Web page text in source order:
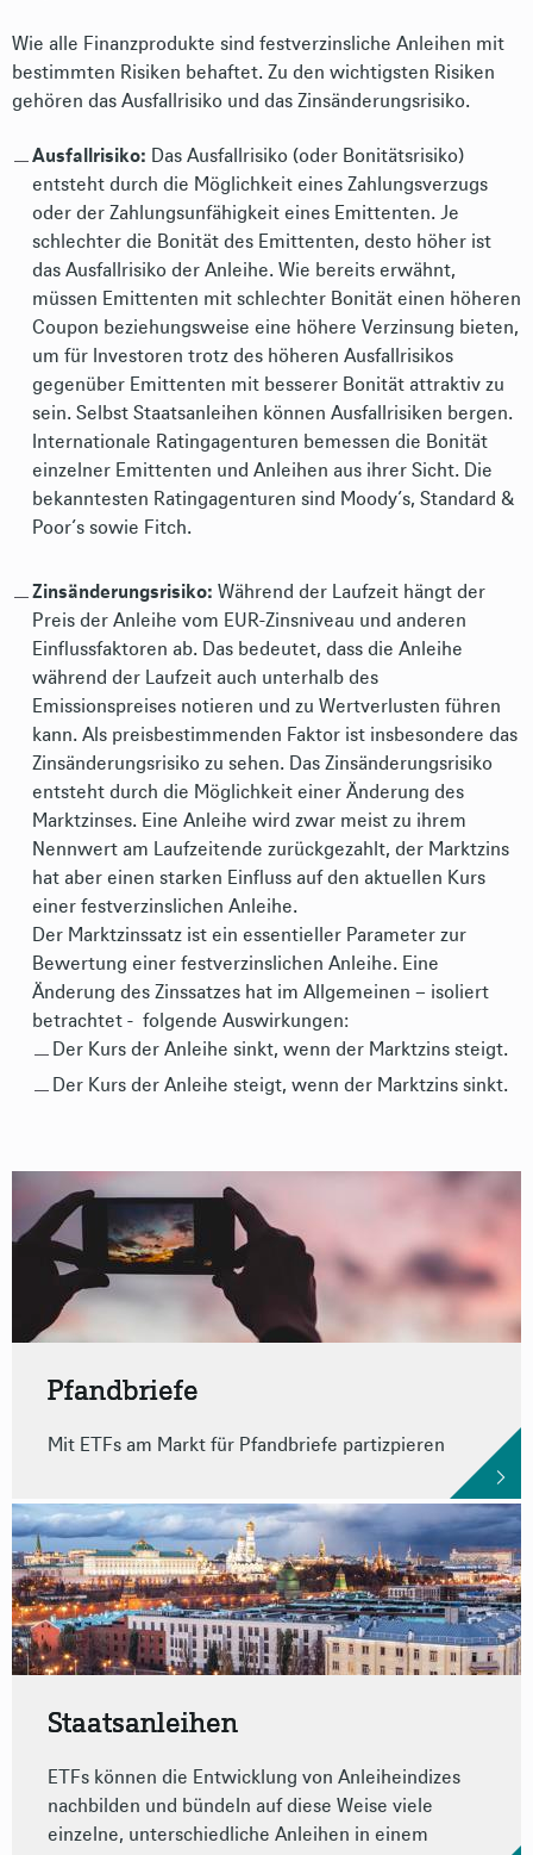
Wie alle Finanzprodukte sind festverzinsliche Anleihen mit
bestimmten Risiken behaftet. Zu den wichtigsten Risiken
gehören das Ausfallrisiko und das Zinsänderungsrisiko.
Ausfallrisiko:
Das Ausfallrisiko (oder Bonitätsrisiko)
entsteht durch die Möglichkeit eines Zahlungsverzugs
oder der Zahlungsunfähigkeit eines Emittenten. Je
schlechter die Bonität des Emittenten, desto höher ist
das Ausfallrisiko der Anleihe. Wie bereits erwähnt,
müssen Emittenten mit schlechter Bonität einen höheren
Coupon beziehungsweise eine höhere Verzinsung bieten,
um für Investoren trotz des höheren Ausfallrisikos
gegenüber Emittenten mit besserer Bonität attraktiv zu
sein. Selbst Staatsanleihen können Ausfallrisiken bergen.
Internationale Ratingagenturen bemessen die Bonität
einzelner Emittenten und Anleihen aus ihrer Sicht. Die
bekanntesten Ratingagenturen sind Moody´s, Standard &
Poor´s sowie Fitch.
Zinsänderungsrisiko: Während der Laufzeit hängt der
Preis der Anleihe vom EUR-Zinsniveau und anderen
Einflussfaktoren ab. Das bedeutet, dass die Anleihe
während der Laufzeit auch unterhalb des
Emissionspreises notieren und zu Wertverlusten führen
kann. Als preisbestimmenden Faktor ist insbesondere das
Zinsänderungsrisiko zu sehen. Das Zinsänderungsrisiko
entsteht durch die Möglichkeit einer Änderung des
Marktzinses. Eine Anleihe wird zwar meist zu ihrem
Nennwert am Laufzeitende zurückgezahlt, der Marktzins
hat aber einen starken Einfluss auf den aktuellen Kurs
einer festverzinslichen Anleihe.
Der Marktzinssatz ist ein essentieller Parameter zur
Bewertung einer festverzinslichen Anleihe. Eine
Änderung des Zinssatzes hat im Allgemeinen – isoliert
betrachtet - folgende Auswirkungen:
Der Kurs der Anleihe sinkt, wenn der Marktzins steigt.
Der Kurs der Anleihe steigt, wenn der Marktzins sinkt.
Pfandbriefe
Mit ETFs am Markt für Pfandbriefe partizpieren
Staatsanleihen
ETFs können die Entwicklung von Anleiheindizes
nachbilden und bündeln auf diese Weise viele
einzelne, unterschiedliche Anleihen in einem